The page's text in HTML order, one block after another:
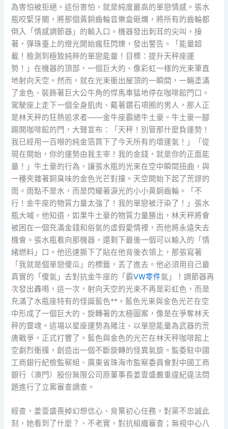
為害怕被拒絕。這份害怕，就是純度最高的單戀情感。張水
瓶咬緊牙關，將那個黃銅齒輪音樂盒砸爛，將所有的齒輪都
倒入「情感調節器」的輸入口。機器發出刺耳的尖叫，接
著，彈珠臺上的燈光開始瘋狂閃爍，發出警告。「能量超
載！檢測到極致純粹的單戀能量！目標：提升天秤座運
勢！」在機器的頂部，一個巨大的、像彩虹一樣的光束筆直
地射向天空。然而，就在光束衝出屋頂的一瞬間，一輛塗滿
了金色、裝飾著巨大公牛角的悍馬車猛地停在咖啡館門口。
駕駛座上走下一個全身肌肉、戴著鑽石項圈的男人，那人正
是林天秤的狂熱追求者——金牛座霸總牛土豪。牛土豪一腳
踢開咖啡館的門，大聲宣布：「天秤！別管那什麼負運勢！
我已經用一百噸的純金箔買下了今天所有的壞運氣！」「從
現在開始，你的運勢由我主宰！我的金錢，就是你的正面能
量！」牛土豪的行為，讓張水瓶的光束在空中瞬間扭曲，與
一種夾雜著銅臭味的金色光芒對撞。天空開始下起了荒謬的
雨。雨點不是水，而是閃耀著淚光的小小黃銅齒輪。「不
行！金牛座的物質力量太強了！我的單戀被汙染了！」張水
瓶大喊。他知道，如果牛土豪的物質力量勝出，林天秤將會
被困在一個充滿金錢和俗氣的虛假愛情裡，而他將永遠失去
機會。張水瓶看向那機器，還剩下最後一個可以輸入的「情
緒燃料」口。他迅速撕下了貼在他背後衣領上，那張寫著
「我就是個單戀傻瓜」的標籤，丟了進去。他必須用自己最
真實的「傻氣」去對抗金牛座的「霸VW零件氣」！調節器再
次發出轟鳴，這一次，射向天空的光束不再是彩虹色，而是
充滿了水瓶座特有的怪誕藍色**。藍色光束與金色光芒在空
中形成了一個巨大的、旋轉著的太極圖案，像是在爭奪林天
秤的靈魂。這場以星座運勢為賭注、以單戀能量為武器的荒
唐戰爭，正式打響了。藍色與金色的光芒在林天秤咖啡館上
空劇烈衝撞，創造出一個不斷旋轉的怪異氣旋。監委駐中國
工商銀行紀檢監察組、廣東省珠海市監察委員會對中國工商
銀行（澳門）股份無限公司原董事長姜壹盛嚴重違紀違法問
題進行了立案審查調查。
經查，姜壹盛喪掉幻想信心、背棄初心任務，對黨不忠誠此
刻，她看到了什麼？、不老實，對抗組織審查；無視中心八